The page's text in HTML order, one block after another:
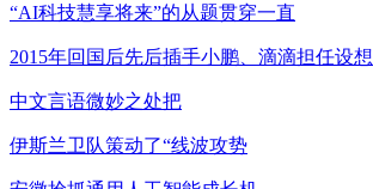
“AI科技慧享将来”的从题贯穿一直
2015年回国后先后插手小鹏、滴滴担任设想
中文言语微妙之处把
伊斯兰卫队策动了“线波攻势